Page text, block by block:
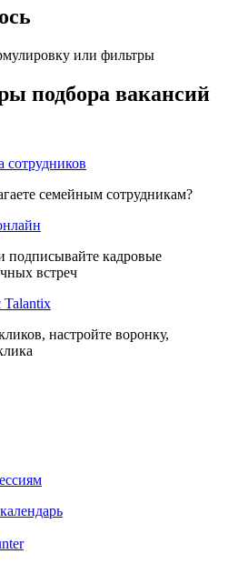
или фильтры
подбора вакансий
сотрудников
семейным сотрудникам?
подписывайте кадровые
встреч
Talantix
настройте воронку,